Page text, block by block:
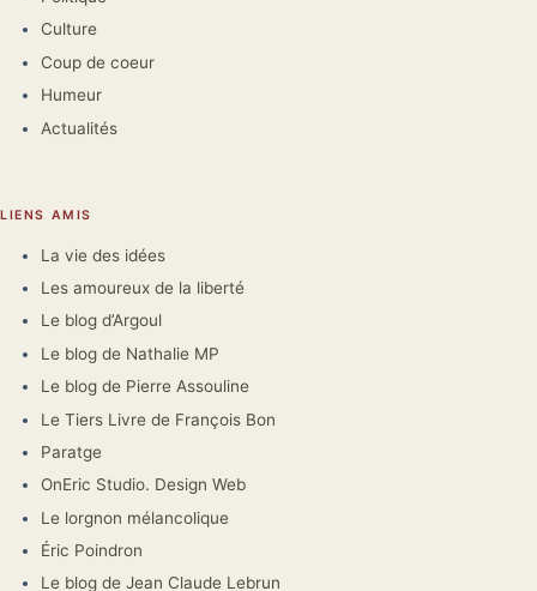
Culture
Coup de coeur
Humeur
Actualités
LIENS AMIS
La vie des idées
Les amoureux de la liberté
Le blog d’Argoul
Le blog de Nathalie MP
Le blog de Pierre Assouline
Le Tiers Livre de François Bon
Paratge
OnEric Studio. Design Web
Le lorgnon mélancolique
Éric Poindron
Le blog de Jean Claude Lebrun